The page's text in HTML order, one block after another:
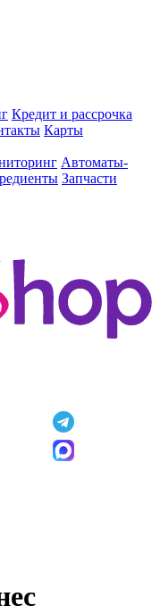
Кредит и рассрочка
Карты
Автоматы-
Запчасти